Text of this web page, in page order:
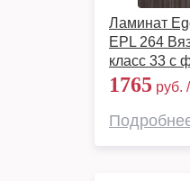
Ламинат
EPL 264
класс 33 с
1765 руб.